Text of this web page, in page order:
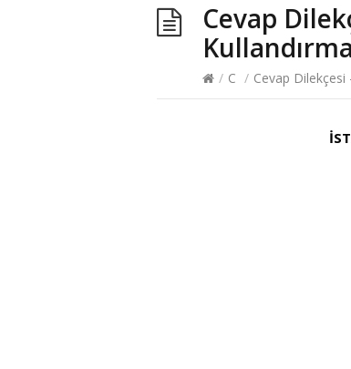
Cevap
Kullandırma
/ C / Cevap Dilekçesi